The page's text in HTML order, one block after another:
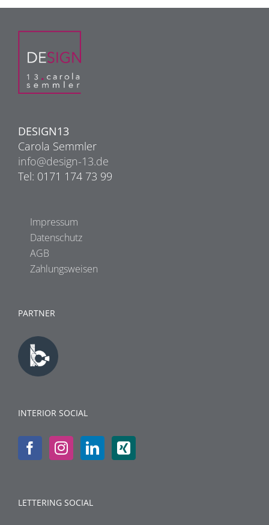
DESIGN13
Carola Semmler
info@design-13.de
Tel: 0171 174 73 99
Impressum
Datenschutz
AGB
Zahlungsweisen
PARTNER
INTERIOR SOCIAL
LETTERING SOCIAL